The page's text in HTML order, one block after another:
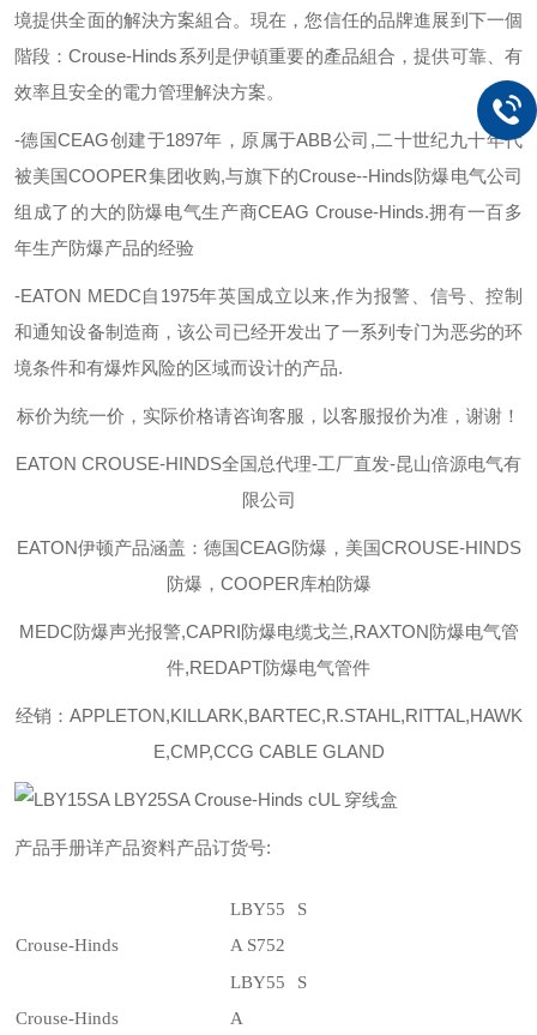
境提供全面的解決方案組合。現在，您信任的品牌進展到下一個
階段：Crouse-Hinds系列是伊頓重要的產品組合，提供可靠、有
效率且安全的電力管理解決方案。
-德国CEAG创建于1897年，原属于ABB公司 ,二十世纪九十年代
被美国COOPER集团收购,与旗下的Crouse--Hinds防爆电气公司
组成了的大的防爆电气生产商CEAG Crouse-Hinds.拥有一百多
年生产防爆产品的经验
-EATON MEDC自 1975年英国成立以来,作为报警、信号、控制
和通知设备制造商，该公司已经开发出了一系列专门为恶劣的环
境条件和有爆炸风险的区域而设计的产品.
标价为统一价，实际价格请咨询客服，以客服报价为准，谢谢！
EATON CROUSE-HINDS全国总代理-工厂直发-昆山倍源电气有
限公司
EATON伊顿产品涵盖：德国CEAG防爆，美国CROUSE-HINDS
防爆，COOPER库柏防爆
MEDC防爆声光报警,CAPRI防爆电缆戈兰,RAXTON防爆电气管
件,REDAPT防爆电气管件
经销： APPLETON,KILLARK,BARTEC,R.STAHL,RITTAL,HAWK
E,CMP,CCG CABLE GLAND
产品手册详产品资料产品订货号:
Crouse-Hinds
LBY55 S
A S752
Crouse-Hinds
LBY55 S
A